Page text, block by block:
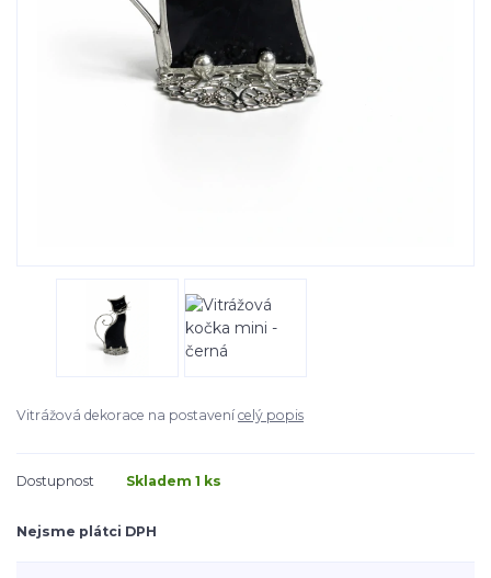
Vitrážová dekorace na postavení celý popis
Dostupnost Skladem 1 ks
Nejsme plátci DPH